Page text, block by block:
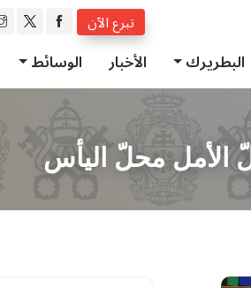
تبرع الآن
البطريرك الأخبار الوسائط
الأمل محلّ اليأس